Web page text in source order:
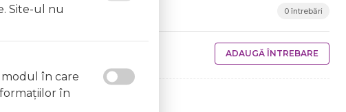
0 întrebări
ADAUGĂ ÎNTREBARE
Site-ul nu
în care
în